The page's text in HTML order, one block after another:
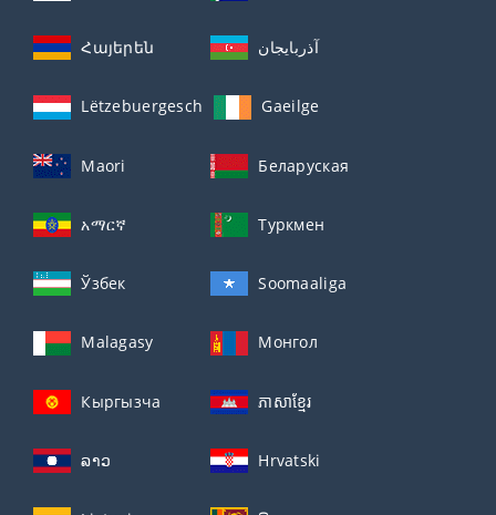
Հայերեն آذربايجان
Lëtzebuergesch Gaeilge
Maori Беларуская
አማርኛ Туркмен
Ўзбек Soomaaliga
Malagasy Монгол
Кыргызча ភាសាខ្មែរ
ລາວ Hrvatski